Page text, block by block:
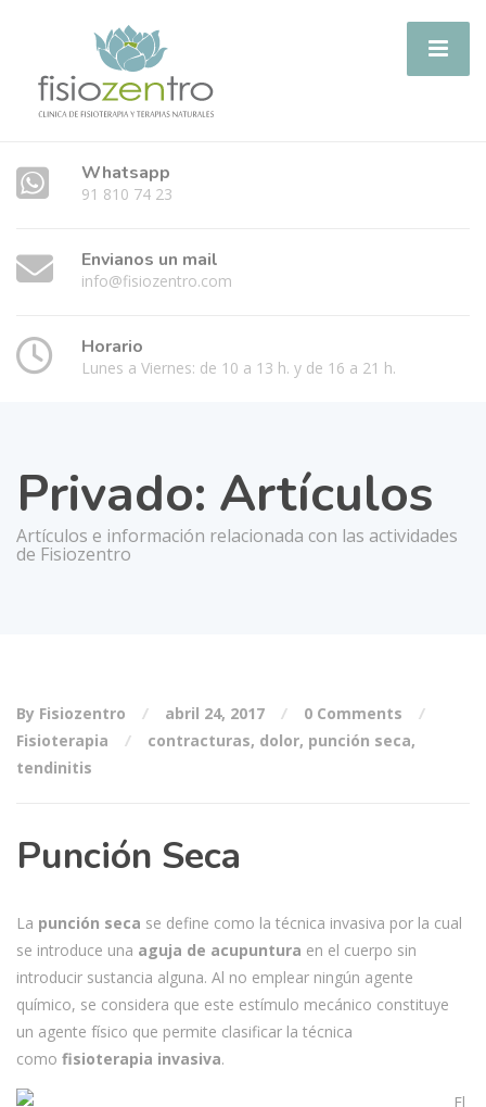
Whatsapp
91 810 74 23
Envianos un mail
info@fisiozentro.com
Horario
Lunes a Viernes: de 10 a 13 h. y de 16 a 21 h.
Privado: Artículos
Artículos e información relacionada con las actividades
de Fisiozentro
By Fisiozentro abril 24, 2017
0 Comments
Fisioterapia
contracturas, dolor, punción seca,
tendinitis
Punción Seca
La punción seca se define como la técnica invasiva por la cual
se introduce una aguja de acupuntura en el cuerpo sin
introducir sustancia alguna. Al no emplear ningún agente
químico, se considera que este estímulo mecánico constituye
un agente físico que permite clasificar la técnica
como fisioterapia invasiva.
El